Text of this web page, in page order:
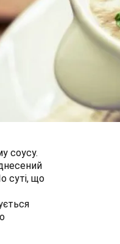
соусу.
суті, що